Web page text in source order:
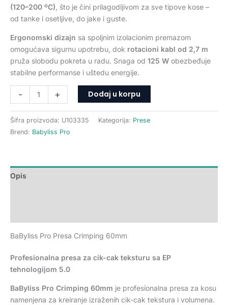
(120–200 ºC) , što je čini prilagodljivom za sve tipove kose –
od tanke i osetljive, do jake i guste.
Ergonomski dizajn sa spoljnim izolacionim premazom
omogućava sigurnu upotrebu, dok rotacioni kabl od 2,7 m
pruža slobodu pokreta u radu. Snaga od 125 W obezbeđuje
stabilne performanse i uštedu energije.
- + Dodaj u korpu
Šifra proizvoda: U103335 Kategorija: Prese
Brend: Babyliss Pro
Opis
BaByliss Pro Presa Crimping 60mm
Profesionalna presa za cik-cak teksturu sa EP
tehnologijom 5.0
BaByliss Pro Crimping 60mm je profesionalna presa za kosu
namenjena za kreiranje izraženih cik-cak tekstura i volumena.